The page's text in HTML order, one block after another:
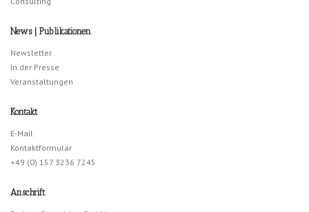
News | Publikationen
Newsletter
In der Presse
Veranstaltungen
Kontakt
E-Mail
Kontaktformular
+49 (0) 157 3236 7245
Anschrift